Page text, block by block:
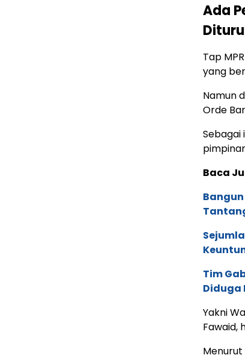
Ada
Tap
yang
Namun
Orde
Sebagai
Baca
Tim
Diduga
Yakni
Fawaid,